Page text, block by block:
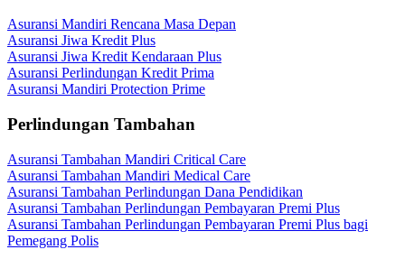
Asuransi Mandiri Rencana Masa Depan
Asuransi Jiwa Kredit Plus
Asuransi Jiwa Kredit Kendaraan Plus
Asuransi Perlindungan Kredit Prima
Asuransi Mandiri Protection Prime
Perlindungan Tambahan
Asuransi Tambahan Mandiri Critical Care
Asuransi Tambahan Mandiri Medical Care
Asuransi Tambahan Perlindungan Dana Pendidikan
Asuransi Tambahan Perlindungan Pembayaran Premi Plus
Asuransi Tambahan Perlindungan Pembayaran Premi Plus bagi
Pemegang Polis